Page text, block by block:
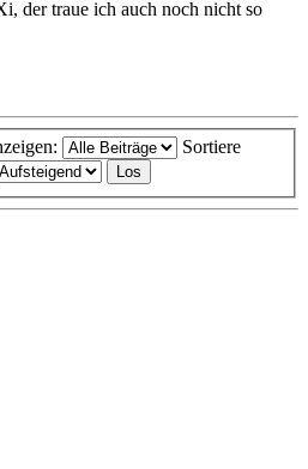
der traue ich auch noch nicht so
Sortiere